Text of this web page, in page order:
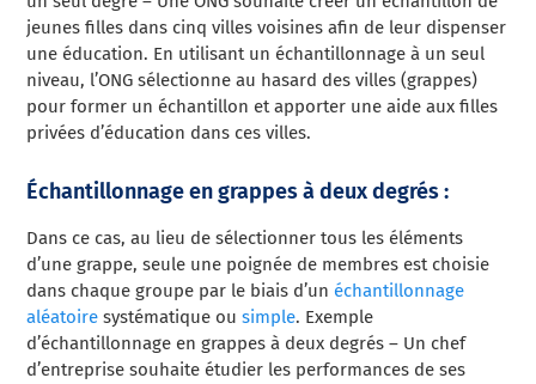
jeunes filles dans cinq villes voisines afin de leur dispenser
une éducation. En utilisant un échantillonnage à un seul
niveau, l’ONG sélectionne au hasard des villes (grappes)
pour former un échantillon et apporter une aide aux filles
privées d’éducation dans ces villes.
Échantillonnage en grappes à deux degrés :
Dans ce cas, au lieu de sélectionner tous les éléments
d’une grappe, seule une poignée de membres est choisie
dans chaque groupe par le biais d’un échantillonnage
aléatoire systématique ousimple. Exemple
d’échantillonnage en grappes à deux degrés – Un chef
d’entreprise souhaite étudier les performances de ses